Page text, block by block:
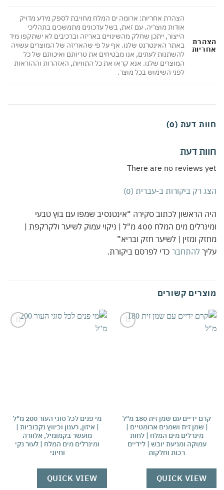
הצהרת אחריות: ארומה ים המלח מחויבת לספק מידע מדויק
אודות מוצריה. עם זאת, בשל עדכונים מתמשכים בתהליכי
הייצור, ייתכן שחלק מהשינויים באריזה וברכיבים לא ישתקפו מיד
באתר האינטרנט שלנו. אף על פי שהאריזה של המוצרים עשויה
להשתנות לעתים, אנו מבטיחים את טריותם ואיכותם של כל
המוצרים שלנו. אנא קראו את כל התוויות, האזהרות וההוראות
לפני השימוש בכל מוצר.
דעת (0)
דעת
There are no reviews
רק ביקורות ב-עברית (0)
הראשון לכתוב סקירה “אינטנסיב שמפו עם בוץ טבעי
ומינרלים מים המלח 400 מ"ל | ניקוי עמוק לשיער ולקרקפת |
ומזין | לשיער חזק ובריא”
להתחברכדי לפרסם ביקורת.
קשורים
קרם ידיים עם שמן זית 180 מ"ל
| שמן זית ושמנים ארומטיים |
מינרלים מים המלח | לחות
עמוקה ומניעת יובש | לידיים
רכות וחלקות
QUICK VIEW
מי פנים לכל סוגי העור 200 מ"ל
| איזון, רענון וכיווץ נקבוביות |
מועשר בקמומיל, אלוורה
ומינרלים מים המלח | לעור נקי
QUICK VIEW